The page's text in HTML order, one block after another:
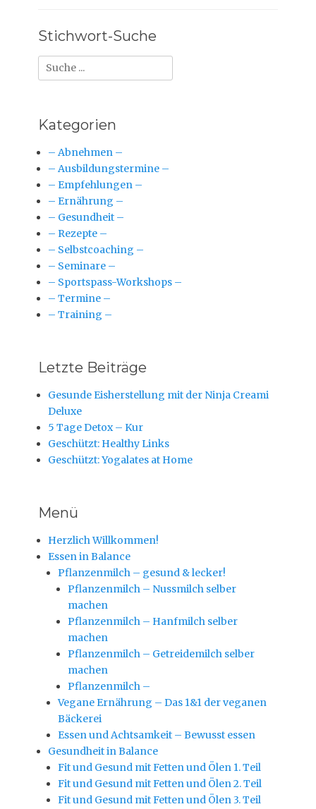
Stichwort-Suche
Suche
nach:
Kategorien
– Abnehmen –
– Ausbildungstermine –
– Empfehlungen –
– Ernährung –
– Gesundheit –
– Rezepte –
– Selbstcoaching –
– Seminare –
– Sportspass-Workshops –
– Termine –
– Training –
Letzte Beiträge
Gesunde Eisherstellung mit der Ninja Creami
Deluxe
5 Tage Detox – Kur
Geschützt: Healthy Links
Geschützt: Yogalates at Home
Menü
Herzlich Willkommen!
Essen in Balance
Pflanzenmilch – gesund & lecker!
Pflanzenmilch – Nussmilch selber
machen
Pflanzenmilch – Hanfmilch selber
machen
Pflanzenmilch – Getreidemilch selber
machen
Pflanzenmilch –
Vegane Ernährung – Das 1&1 der veganen
Bäckerei
Essen und Achtsamkeit – Bewusst essen
Gesundheit in Balance
Fit und Gesund mit Fetten und Ölen 1. Teil
Fit und Gesund mit Fetten und Ölen 2. Teil
Fit und Gesund mit Fetten und Ölen 3. Teil